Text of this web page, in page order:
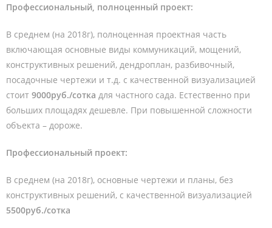
Профессиональный, полноценный проект:
В среднем (на 2018г), полноценная проектная часть
включающая основные виды коммуникаций, мощений,
конструктивных решений, дендроплан, разбивочный,
посадочные чертежи и т.д. с качественной визуализацией
стоит 9000руб./сотка для частного сада. Естественно при
больших площадях дешевле. При повышенной сложности
объекта – дороже.
Профессиональный проект:
В среднем (на 2018г), основные чертежи и планы, без
конструктивных решений, с качественной визуализацией
5500руб./сотка